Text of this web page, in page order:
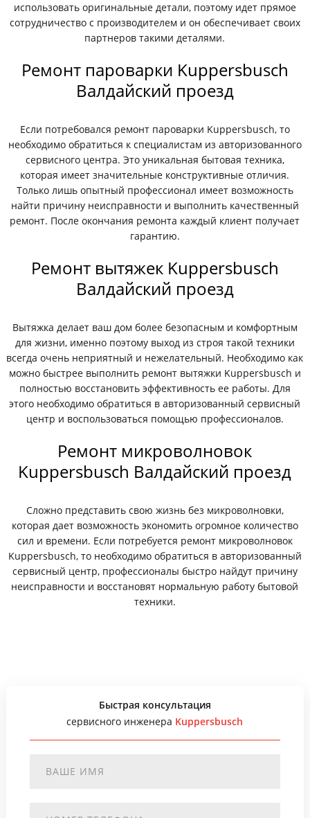
использовать оригинальные детали, поэтому идет прямое
сотрудничество с производителем и он обеспечивает своих
партнеров такими деталями.
Ремонт пароварки Kuppersbusch
Валдайский проезд
Если потребовался ремонт пароварки Kuppersbusch, то
необходимо обратиться к специалистам из авторизованного
сервисного центра. Это уникальная бытовая техника,
которая имеет значительные конструктивные отличия.
Только лишь опытный профессионал имеет возможность
найти причину неисправности и выполнить качественный
ремонт. После окончания ремонта каждый клиент получает
гарантию.
Ремонт вытяжек Kuppersbusch
Валдайский проезд
Вытяжка делает ваш дом более безопасным и комфортным
для жизни, именно поэтому выход из строя такой техники
всегда очень неприятный и нежелательный. Необходимо как
можно быстрее выполнить ремонт вытяжки Kuppersbusch и
полностью восстановить эффективность ее работы. Для
этого необходимо обратиться в авторизованный сервисный
центр и воспользоваться помощью профессионалов.
Ремонт микроволновок
Kuppersbusch Валдайский проезд
Сложно представить свою жизнь без микроволновки,
которая дает возможность экономить огромное количество
сил и времени. Если потребуется ремонт микроволновок
Kuppersbusch, то необходимо обратиться в авторизованный
сервисный центр, профессионалы быстро найдут причину
неисправности и восстановят нормальную работу бытовой
техники.
Быстрая консультация
сервисного инженера Kuppersbusch